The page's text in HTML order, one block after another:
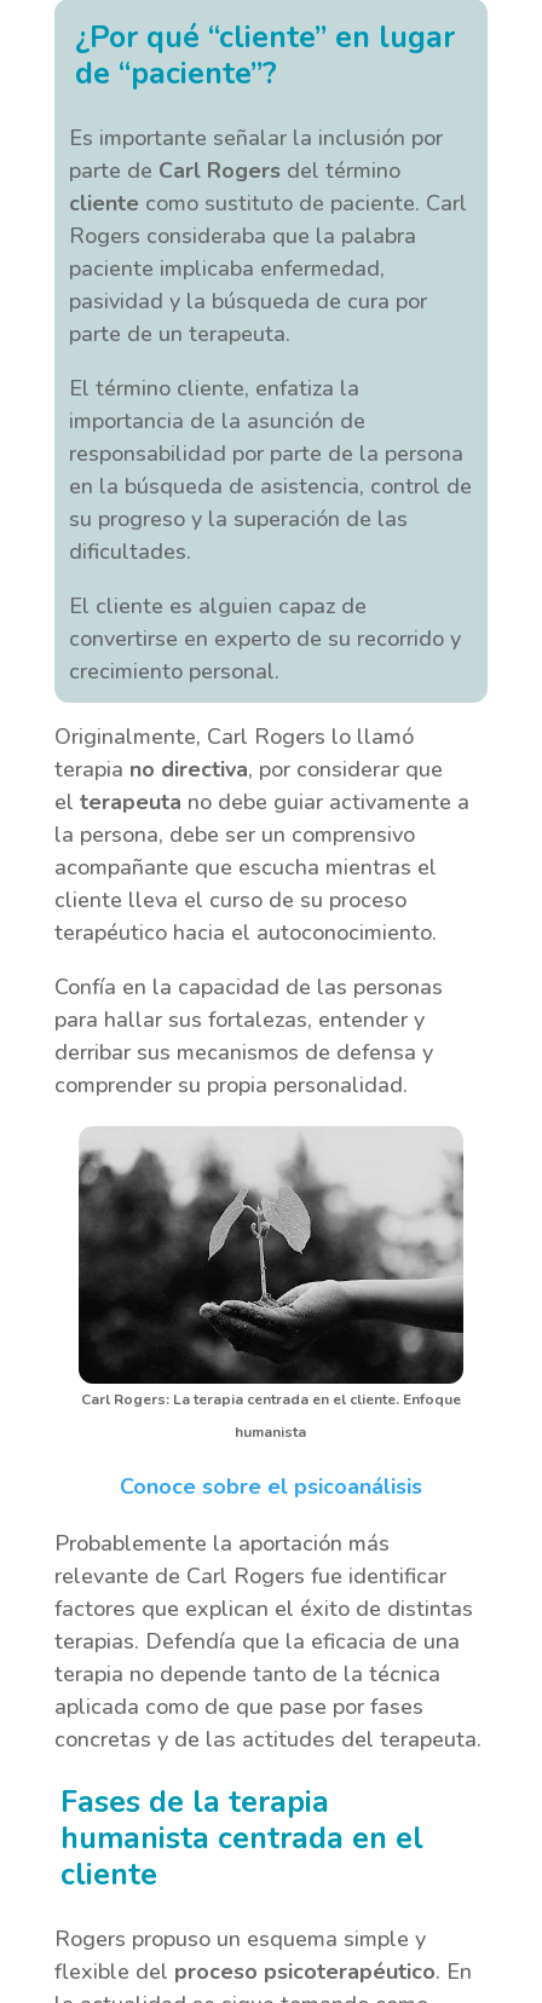
¿Por qué “cliente” en lugar
de “paciente”?
Es importante señalar la inclusión por
parte de Carl Rogersdel término
cliente como sustituto de paciente. Carl
Rogers consideraba que la palabra
paciente implicaba enfermedad,
pasividad y la búsqueda de cura por
parte de un terapeuta.
El término cliente, enfatiza la
importancia de la asunción de
responsabilidad por parte de la persona
en la búsqueda de asistencia, control de
su progreso y la superación de las
dificultades.
El cliente es alguien capaz de
convertirse en experto de su recorrido y
crecimiento personal.
Originalmente, Carl Rogers lo llamó
terapia no directiva, por considerar que
el terapeuta no debe guiar activamente a
la persona, debe ser un comprensivo
acompañante que escucha mientras el
cliente lleva el curso de su proceso
terapéutico hacia el autoconocimiento.
Confía en la capacidad de las personas
para hallar sus fortalezas, entender y
derribar sus mecanismos de defensa y
comprender su propia personalidad.
Carl Rogers: La terapia centrada en el cliente. Enfoque
humanista
Conoce sobre el psicoanálisis
Probablemente la aportación más
relevante de Carl Rogers fue identificar
factores que explican el éxito de distintas
terapias. Defendía que la eficacia de una
terapia no depende tanto de la técnica
aplicada como de que pase por fases
concretas y de las actitudes del terapeuta.
Fases de la terapia
humanista centrada en el
cliente
Rogers propuso un esquema simple y
flexible del proceso psicoterapéutico. En